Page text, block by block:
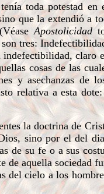
toda potestad
que la extendió a
Apostolicidad
tres:
claro
cosas de las
y asechanzas de
relativa a esta
la doctrina de
sino por el del
de su fe o a sus
de aquella sociedad
cielo a los